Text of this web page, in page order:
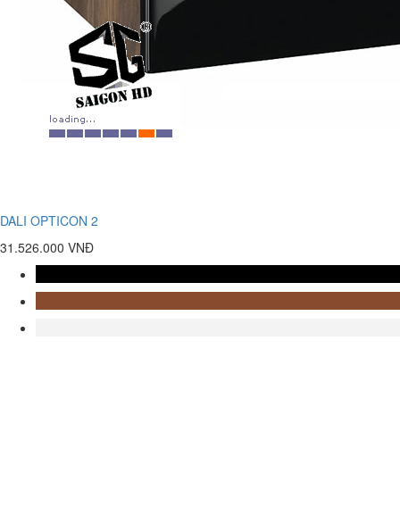
DALI OPTICON 2
31.526.000 VNĐ